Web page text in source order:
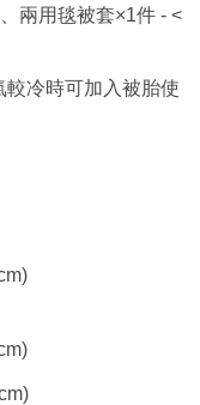
兩用毯被套×1件 - <
冷時可加入被胎使